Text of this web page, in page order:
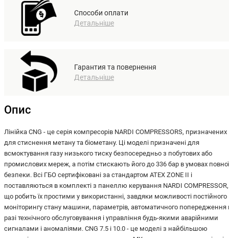
Способи оплати
Детальніше
Гарантия та повернення
Детальніше
Опис
Лінійка CNG - це серія компресорів NARDI COMPRESSORS, призначених
для стиснення метану та біометану. Ці моделі призначені для
всмоктування газу низького тиску безпосередньо з побутових або
промислових мереж, а потім стискають його до 336 бар в умовах повної
безпеки. Всі ГБО сертифіковані за стандартом ATEX ZONE II і
поставляються в комплекті з панеллю керування NARDI COMPRESSOR,
що робить їх простими у використанні, завдяки можливості постійного
моніторингу стану машини, параметрів, автоматичного попередження
разі технічного обслуговування і управління будь-якими аварійними
сигналами і аномаліями. CNG 7.5 і 10.0 - це моделі з найбільшою